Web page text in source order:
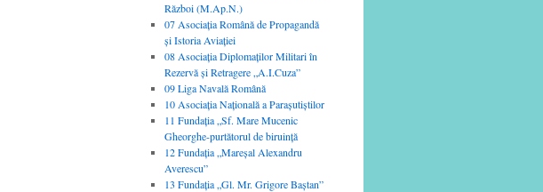
Război (M.Ap.N.)
07 Asociaţia Română de Propagandă
şi Istoria Aviaţiei
08 Asociaţia Diplomaţilor Militari în
Rezervă şi Retragere „A.I.Cuza”
09 Liga Navală Română
10 Asociaţia Naţională a Paraşutiştilor
11 Fundaţia „Sf. Mare Mucenic
Gheorghe-purtătorul de biruinţă
12 Fundaţia „Mareşal Alexandru
Averescu”
13 Fundaţia „Gl. Mr. Grigore Baştan”